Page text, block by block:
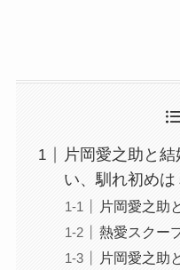
片岡愛之助と
い、馴れ初めは
片岡愛之助
熱愛スクー
片岡愛之助